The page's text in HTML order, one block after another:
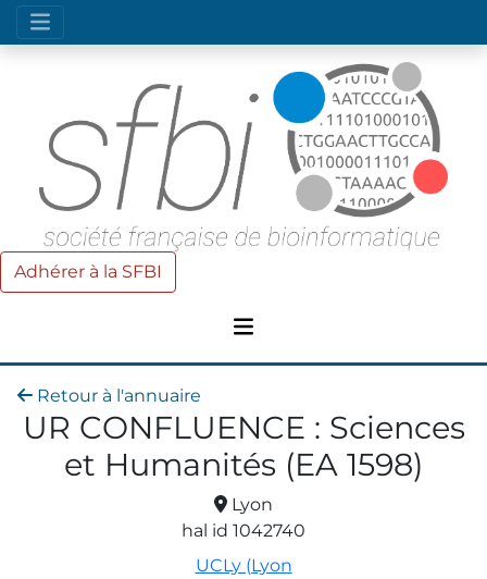
Adhérer à la SFBI
Retour à l'annuaire
UR CONFLUENCE : Sciences
et Humanités (EA 1598)
Lyon
hal id 1042740
UCLy (Lyon